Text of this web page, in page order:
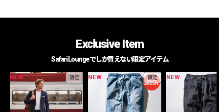
Exclusive Item
Safari Loungeでしか買えない限定アイテム
NEW 限定 NEW 限定 NEW